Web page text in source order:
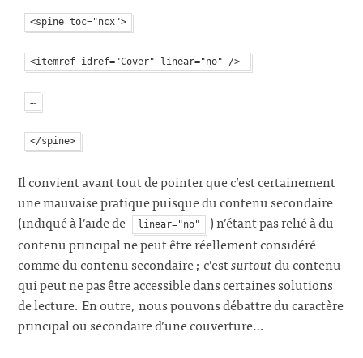
Il convient avant tout de pointer que c’est certainement
une mauvaise pratique puisque du contenu secondaire
(indiqué à l’aide de
linear="no"
) n’étant pas relié à du
contenu principal ne peut être réellement considéré
comme du contenu secondaire ; c’estsurtoutdu contenu
qui peut ne pas être accessible dans certaines solutions
de lecture. En outre, nous pouvons débattre du caractère
principal ou secondaire d’une couverture…